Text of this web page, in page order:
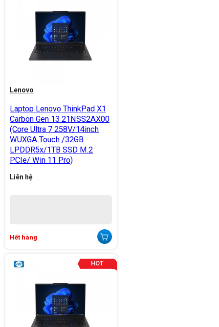
Lenovo
Laptop Lenovo ThinkPad X1
Carbon Gen 13 21NSS2AX00
(Core Ultra 7 258V/14inch
WUXGA Touch /32GB
LPDDR5x/1TB SSD M.2
PCIe/ Win 11 Pro)
Liên hệ
Hết hàng